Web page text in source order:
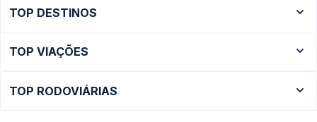
TOP DESTINOS
Ônibus São Paulo
TOP VIAÇÕES
TOP RODOVIÁRIAS